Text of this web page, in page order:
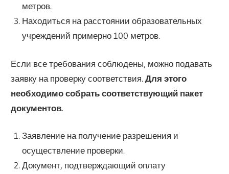
метров.
Находиться на расстоянии образовательных
учреждений примерно 100 метров.
Если все требования соблюдены, можно подавать
заявку на проверку соответствия.Для этого
необходимо собрать соответствующий пакет
документов.
Заявление на получение разрешения и
осуществление проверки.
Документ, подтверждающий оплату